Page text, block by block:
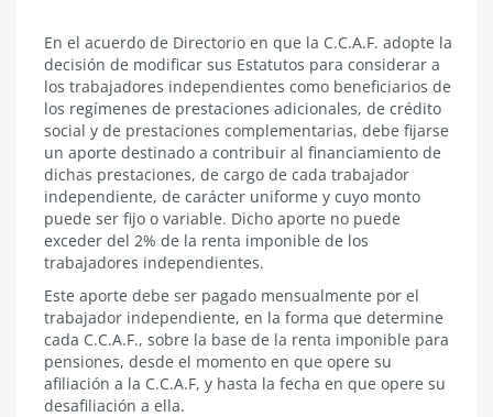
2.3.3
APORTE
En el acuerdo de Directorio en que la C.C.A.F. adopte la
decisión de modificar sus Estatutos para considerar a
los trabajadores independientes como beneficiarios de
los regímenes de prestaciones adicionales, de crédito
social y de prestaciones complementarias, debe fijarse
un aporte destinado a contribuir al financiamiento de
dichas prestaciones, de cargo de cada trabajador
independiente, de carácter uniforme y cuyo monto
puede ser fijo o variable. Dicho aporte no puede
exceder del 2% de la renta imponible de los
trabajadores independientes.
Este aporte debe ser pagado mensualmente por el
trabajador independiente, en la forma que determine
cada C.C.A.F., sobre la base de la renta imponible para
pensiones, desde el momento en que opere su
afiliación a la C.C.A.F, y hasta la fecha en que opere su
desafiliación a ella.